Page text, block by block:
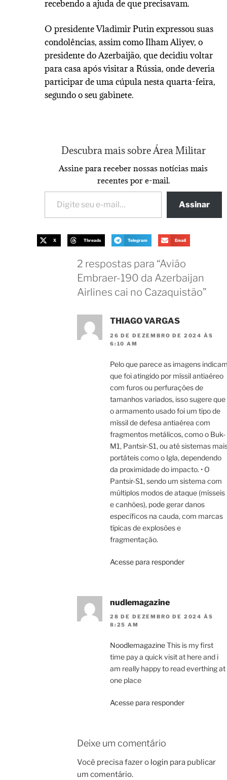
recebendo a ajuda de que precisavam.
O presidente Vladimir Putin expressou suas
condolências, assim como Ilham Aliyev, o
presidente do Azerbaijão, que decidiu voltar
para casa após visitar a Rússia, onde deveria
participar de uma cúpula nesta quarta-feira,
segundo o seu gabinete.
Descubra mais sobre Área Militar
Assine para receber nossas notícias mais
recentes por e-mail.
Assinar
X Threads Telegram Email
2 respostas para “Avião
Embraer-190 da Azerbaijan
Airlines cai no Cazaquistão”
THIAGO VARGAS
26 DE DEZEMBRO DE 2024 ÀS
6:10 AM
Pelo que parece as imagens
que foi atingido por míssil antiaéreo
com furos ou perfurações de
tamanhos variados, isso sugere que
o armamento usado foi um tipo de
míssil de defesa antiaérea com
fragmentos metálicos, como o Buk-
M1, Pantsir-S1, ou até sistemas
portáteis como o Igla, dependendo
da proximidade do impacto. • O
Pantsir-S1, sendo um sistema com
múltiplos modos de ataque (mísseis
e canhões), pode gerar danos
específicos na cauda, com marcas
típicas de explosões e
fragmentação.
Acesse para responder
nudlemagazine
28 DE DEZEMBRO DE 2024 ÀS
8:25 AM
NoodlemagazineThis is my first
time pay a quick visit at here and i
am really happy to read everthing at
one place
Acesse para responder
Deixe um comentário
Você precisa fazer o login para publicar
um comentário.